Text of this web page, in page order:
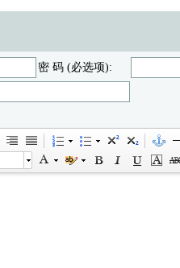
密 码 (必选项):